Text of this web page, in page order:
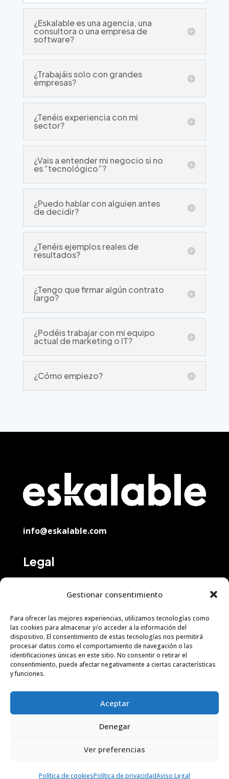
Gestionar consentimiento
Para ofrecer las mejores experiencias, utilizamos tecnologías como
las cookies para almacenar y/o acceder a la información del
dispositivo. El consentimiento de estas tecnologías nos permitirá
procesar datos como el comportamiento de navegación o las
identificaciones únicas en este sitio. No consentir o retirar el
consentimiento, puede afectar negativamente a ciertas características
y funciones.
Aceptar
Denegar
Ver preferencias
Política de cookiesPolítica de privacidadAviso Legal
¿Eskalable es una agencia, una
consultora o una empresa de
software?
¿Trabajáis solo con grandes
empresas?
¿Tenéis experiencia con mi
sector?
¿Vais a entender mi negocio si no
es “tecnológico”?
¿Puedo hablar con alguien antes
de decidir?
¿Tenéis ejemplos reales de
resultados?
¿Tengo que firmar algún contrato
largo?
¿Podéis trabajar con mi equipo
actual de marketing o IT?
¿Cómo empiezo?
info@eskalable.com
Legal
Servicios
Social